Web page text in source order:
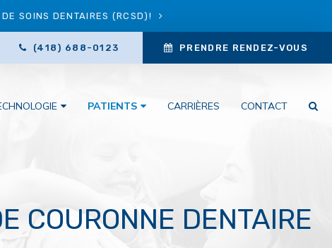
SOINS DENTAIRES (RCSD)!
(418) 688-0123 PRENDRE RENDEZ-VOUS
PATIENTS CARRIÈRES CONTACT
COURONNE DENTAIRE